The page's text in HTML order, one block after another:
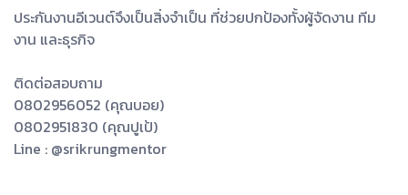
ประกันงานอีเวนต์จึงเป็นสิ่งจำเป็น ที่ช่วยปกป้องทั้งผู้จัดงาน ทีม
งาน และธุรกิจ
ติดต่อสอบถาม
0802956052 (คุณบอย)
0802951830 (คุณปูเป้)
Line : @srikrungmentor